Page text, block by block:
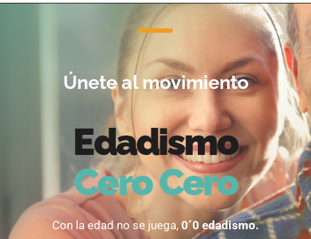
Únete al movimiento
Edadismo
Cero Cero
Con la edad no se juega, 0´0 edadismo.